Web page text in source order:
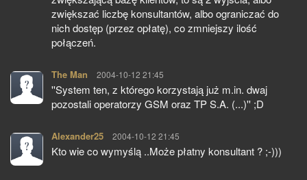
zwiększać liczbę konsultantów, albo ograniczać do
nich dostęp (przez opłatę), co zmniejszy ilość
połączeń.
The Man pisze:
2004-10-12 21:45
''System ten, z którego korzystają już m.in. dwaj
pozostali operatorzy GSM oraz TP S.A. (...)'' ;D
Alexander25 pisze:
2004-10-12 21:45
Kto wie co wymyślą ..Może płatny konsultant ? ;-)))